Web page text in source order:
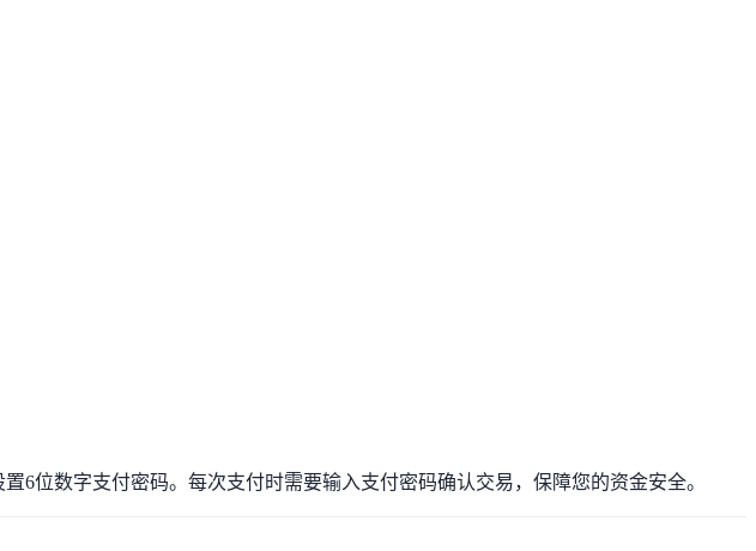
6位数字支付密码。每次支付时需要输入支付密码确认交易，保障您的资金安全。